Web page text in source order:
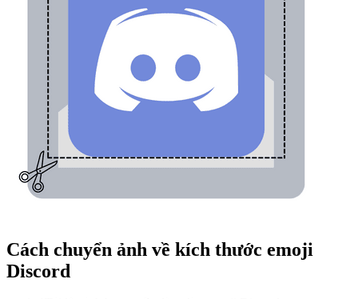
Cách chuyển ảnh về kích thước emoji
Discord